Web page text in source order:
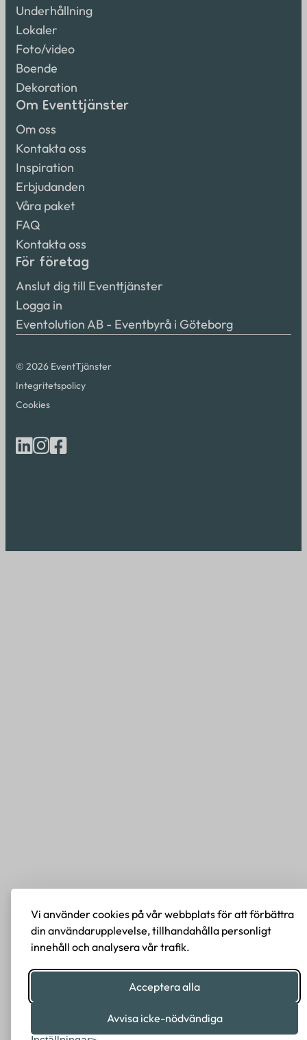
Vi använder cookies på vår webbplats för att förbättra
din användarupplevelse, tillhandahålla personligt
innehåll och analysera vår trafik.
Acceptera alla
Avvisa icke-nödvändiga
Underhållning
Lokaler
Foto/video
Boende
Dekoration
Om Eventtjänster
Om oss
Kontakta oss
Inspiration
Erbjudanden
Våra paket
FAQ
Kontakta oss
För företag
Anslut dig till Eventtjänster
Logga in
Eventolution AB - Eventbyrå i Göteborg
© 2026 EventTjänster
Integritetspolicy
Cookies